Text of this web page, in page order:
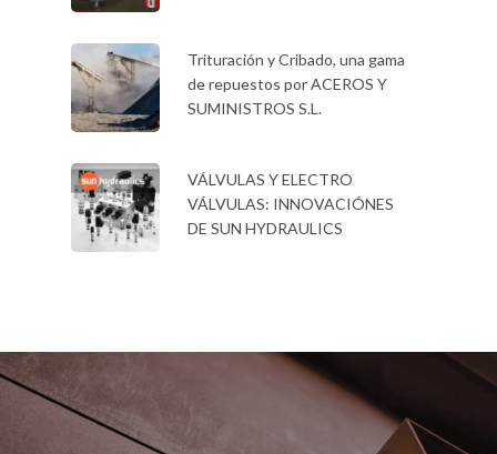
Trituración y Cribado, una gama
de repuestos por ACEROS Y
SUMINISTROS S.L.
VÁLVULAS Y ELECTRO
VÁLVULAS: INNOVACIÓNES
DE SUN HYDRAULICS